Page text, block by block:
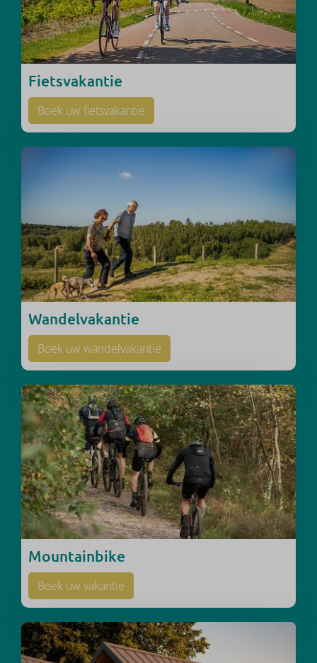
Fietsvakantie
Boek uw fietsvakantie
Wandelvakantie
Boek uw wandelvakantie
Mountainbike
Boek uw vakantie